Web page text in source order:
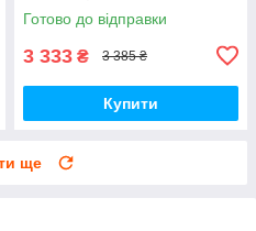
Готово до відправки
3 333 ₴ 3 385 ₴
Купити
ще